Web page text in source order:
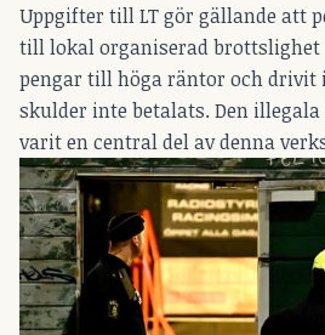
Uppgifter till LT gör gällande att
till lokal organiserad brottslighet
pengar till höga räntor och drivit
skulder inte betalats. Den
varit en central del av denna